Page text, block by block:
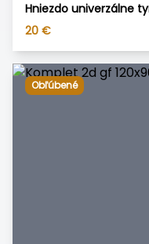
Hniezdo univerzálne
20 €
Obľúbené